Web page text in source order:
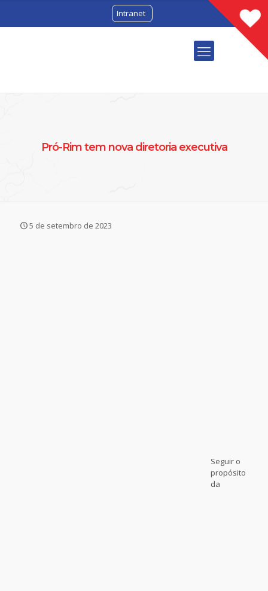
Intranet
Pró-Rim tem nova diretoria executiva
5 de setembro de 2023
Seguir o
propósito
da